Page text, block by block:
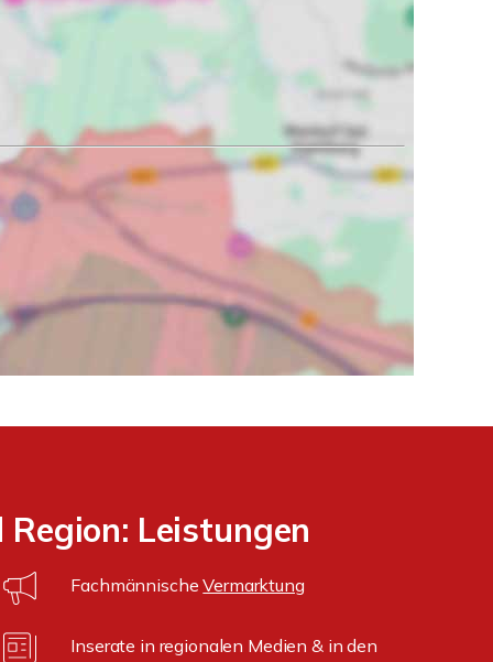
Leistungen
FachmännischeVermarktung
Inserate in regionalen Medien & in den